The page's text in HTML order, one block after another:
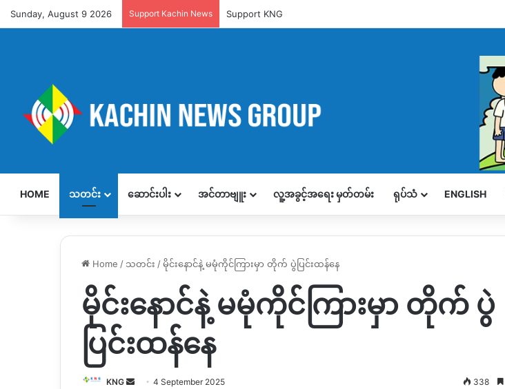
Sunday, August 9 2026 Support Kachin News Support KNG
HOME သတင်း ဆောင်းပါး အင်တာဗျူး လူ့အခွင့်အရေး မှတ်တမ်း ရုပ်သံ ENGLISH
Home / သတင်း /မိုင်းနောင်နဲ့ မမုံကိုင်ကြားမှာ တိုက် ပွဲပြင်းထန်နေ
မိုင်းနောင်နဲ့ မမုံကိုင်ကြားမှာ တိုက် ပွဲ
ပြင်းထန်နေ
KNG
Send4 September 2025 338